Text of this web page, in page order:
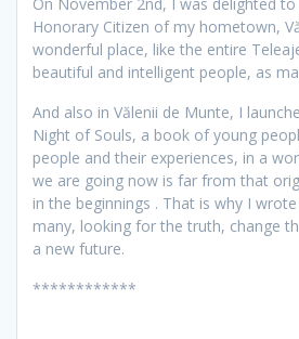
Honorary Citizen of my hometown,
wonderful place, like the entire
beautiful and intelligent people, as
And also in Vălenii de Munte, I
Night of Souls, a book of young
people and their experiences, in a
we are going now is far from that
in the beginnings . That is why I
many, looking for the truth, change
a new future.
************